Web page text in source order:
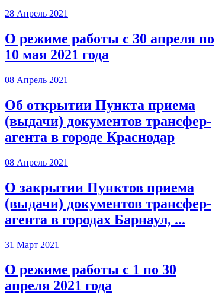
28 Апрель 2021
О режиме работы с 30 апреля по
10 мая 2021 года
08 Апрель 2021
Об открытии Пункта приема
(выдачи) документов трансфер-
агента в городе Краснодар
08 Апрель 2021
О закрытии Пунктов приема
(выдачи) документов трансфер-
агента в городах Барнаул, ...
31 Март 2021
О режиме работы с 1 по 30
апреля 2021 года